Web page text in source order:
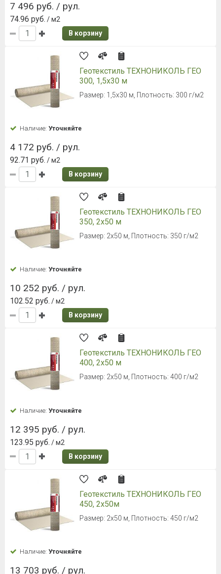
7 496 руб. / рул.
74.96 руб. / м2
В корзину
Геотекстиль ТЕХНОНИКОЛЬ ГЕО
300, 1,5х30 м
Размер: 1,5х30 м, Плотность: 300 г/м2
Наличие: Уточняйте
4 172 руб. / рул.
92.71 руб. / м2
В корзину
Геотекстиль ТЕХНОНИКОЛЬ ГЕО
350, 2х50 м
Размер: 2х50 м, Плотность: 350 г/м2
Наличие: Уточняйте
10 252 руб. / рул.
102.52 руб. / м2
В корзину
Геотекстиль ТЕХНОНИКОЛЬ ГЕО
400, 2х50 м
Размер: 2х50 м, Плотность: 400 г/м2
Наличие: Уточняйте
12 395 руб. / рул.
123.95 руб. / м2
В корзину
Геотекстиль ТЕХНОНИКОЛЬ ГЕО
450, 2х50м
Размер: 2х50 м, Плотность: 450 г/м2
Наличие: Уточняйте
13 703 руб. / рул.